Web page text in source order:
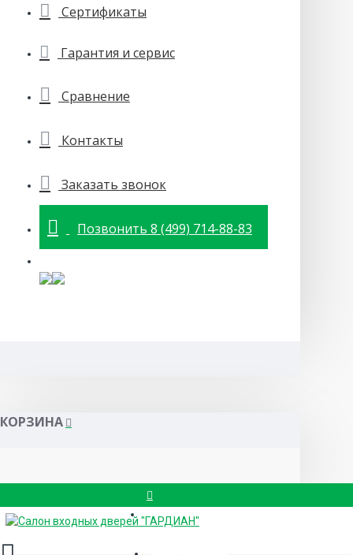
Сертификаты
Гарантия и сервис
Сравнение
Контакты
Заказать звонок
Позвонить 8 (499) 714-88-83
КОРЗИНА